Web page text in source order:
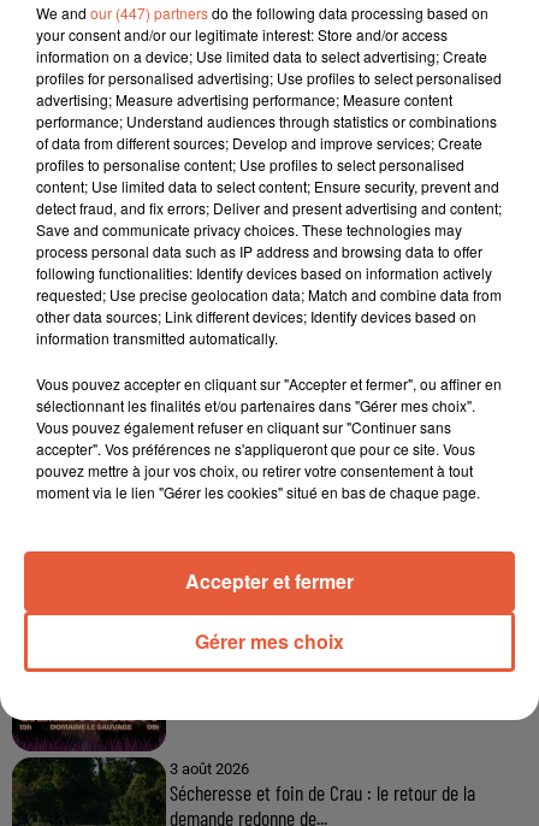
Sauvage'On Festival : une première édition
électro attendue au cœur...
3 août 2026
Sécheresse et foin de Crau : le retour de la
demande redonne de...
We and our (447) partnersdo the following data processing based on
your consent and/or our legitimate interest: Store and/or access
information on a device; Use limited data to select advertising; Create
profiles for personalised advertising; Use profiles to select personalised
advertising; Measure advertising performance; Measure content
performance; Understand audiences through statistics or combinations
of data from different sources; Develop and improve services; Create
profiles to personalise content; Use profiles to select personalised
content; Use limited data to select content; Ensure security, prevent and
detect fraud, and fix errors; Deliver and present advertising and content;
Save and communicate privacy choices. These technologies may
process personal data such as IP address and browsing data to offer
following functionalities: Identify devices based on information actively
requested; Use precise geolocation data; Match and combine data from
other data sources; Link different devices; Identify devices based on
information transmitted automatically.
Vous pouvez accepter en cliquant sur "Accepter et fermer", ou affiner en
sélectionnant les finalités et/ou partenaires dans "Gérer mes choix".
Vous pouvez également refuser en cliquant sur "Continuer sans
accepter". Vos préférences ne s'appliqueront que pour ce site. Vous
pouvez mettre à jour vos choix, ou retirer votre consentement à tout
moment via le lien "Gérer les cookies" situé en bas de chaque page.
Gérer mes choix
Accepter et fermer